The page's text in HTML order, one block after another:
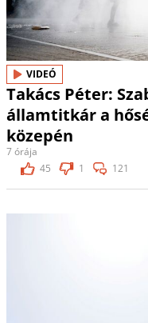
VIDEÓ
Takács Péter:
államtitkár a
közepén
7 órája
45
1 121